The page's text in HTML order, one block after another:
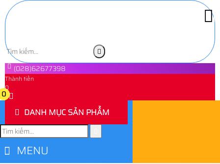
(028)62677398
Thành tiền
0
0
DANH MỤC SẢN PHẨM
MENU